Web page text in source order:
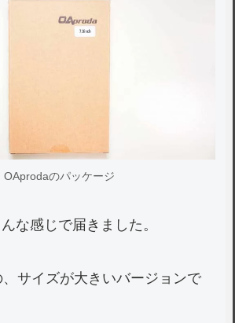
OAprodaのパッケージ
な感じで届きました。
サイズが大きいバージョンで